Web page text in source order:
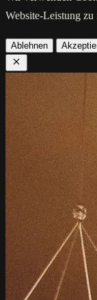
Website-Leistung zu
Ablehnen